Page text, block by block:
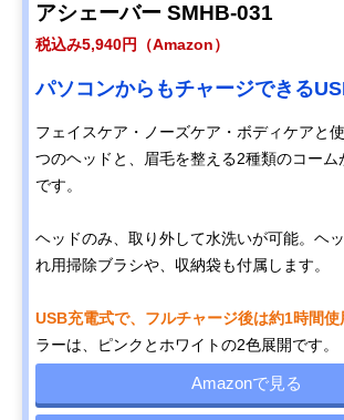
アシェーバー SMHB-031
税込み5,940円（Amazon）
パソコンからもチャージできる
フェイスケア・ノーズケア・ボディケアと
つのヘッドと、眉毛を整える2種類のコーム
です。
ヘッドのみ、取り外して水洗いが可能。ヘ
れ用掃除ブラシや、収納袋も付属します。
USB充電式で、フルチャージ後は約1時間使
ラーは、ピンクとホワイトの2色展開です。
Amazonで見る